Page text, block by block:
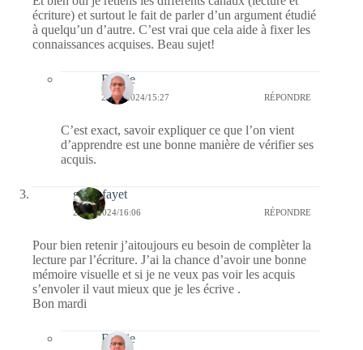
écriture) et surtout le fait de parler d’un argument étudié
à quelqu’un d’autre. C’est vrai que cela aide à fixer les
connaissances acquises. Beau sujet!
Bernie
26/10/2024/15:27 RÉPONDRE
C’est exact, savoir expliquer ce que l’on vient
d’apprendre est une bonne manière de vérifier ses
acquis.
giselefayet
22/10/2024/16:06 RÉPONDRE
Pour bien retenir j’aitoujours eu besoin de complèter la
lecture par l’écriture. J’ai la chance d’avoir une bonne
mémoire visuelle et si je ne veux pas voir les acquis
s’envoler il vaut mieux que je les écrive .
Bon mardi
Bernie